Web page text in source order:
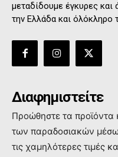
μεταδίδουμε έγκυρες
την Ελλάδα και όλόκληρο
Διαφημιστείτε
Προώθηστε τα προϊόντα
των παραδοσιακών
τις χαμηλότερες τιμές